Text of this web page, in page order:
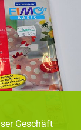
Geschäft